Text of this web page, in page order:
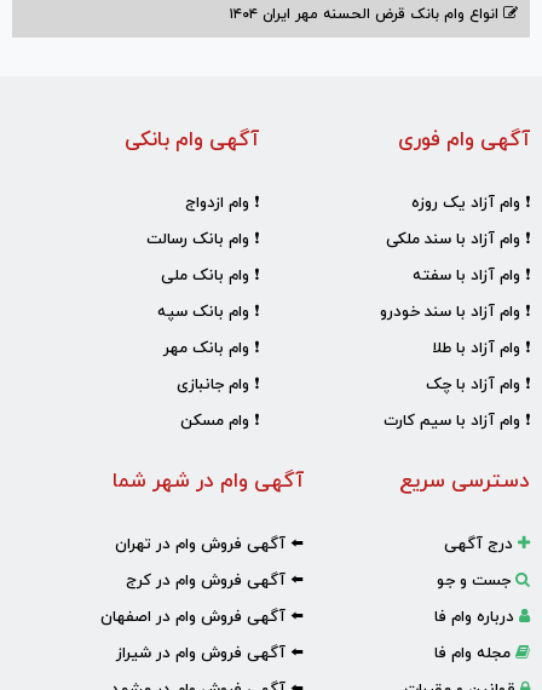
انواع وام بانک قرض الحسنه مهر ایران ۱۴۰۴
آگهی وام بانکی
❗ وام ازدواج
❗ وام بانک رسالت
❗ وام بانک ملی
❗ وام بانک سپه
❗ وام بانک مهر
❗ وام جانبازی
❗ وام مسکن
آگهی وام فوری
❗ وام آزاد یک روزه
❗ وام آزاد با سند ملکی
❗ وام آزاد با سفته
❗ وام آزاد با سند خودرو
❗ وام آزاد با طلا
❗ وام آزاد با چک
❗ وام آزاد با سیم کارت
آگهی وام در شهر شما
⬅️ آگهی فروش وام در تهران
⬅️ آگهی فروش وام در کرج
⬅️ آگهی فروش وام در اصفهان
⬅️ آگهی فروش وام در شیراز
دسترسی سریع
درج آگهی
جست و جو
درباره وام فا
مجله وام فا